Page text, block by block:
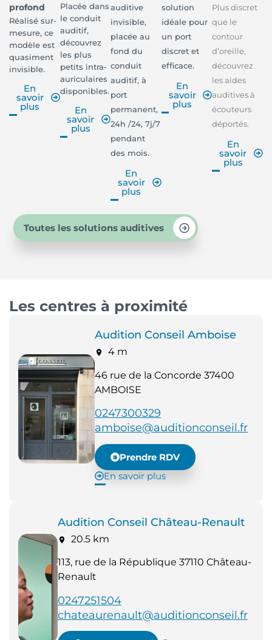
profond
Réalisé sur-
mesure, ce
modèle est
quasiment
invisible.
En
savoir
plus
Placée dans
le conduit
auditif,
découvrez
les plus
petits intra-
auriculaires
disponibles.
En
savoir
plus
auditive
invisible,
placée au
fond du
conduit
auditif, à
port
permanent,
24h /24, 7j/7
pendant
des mois.
En
savoir
plus
solution
idéale pour
un port
discret et
efficace.
En
savoir
plus
Plus discret
que le
contour
d’oreille,
découvrez
les aides
auditives à
écouteurs
déportés.
En
savoir
plus
Toutes les solutions auditives
Les centres à proximité
Audition Conseil Amboise
4 m
46 rue de la Concorde 37400
AMBOISE
0247300329
amboise@auditionconseil.fr
Prendre RDV
En savoir plus
Audition Conseil Château-Renault
20.5 km
113, rue de la République 37110 Château-
Renault
0247251504
chateaurenault@auditionconseil.fr